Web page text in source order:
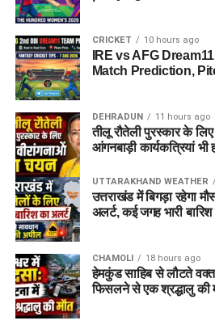
CRICKET 10 hours ago
IRE vs AFG
Match Prediction,
DEHRADUN 11 hours ago
तीलू रौतेली पुरस्कार के
आंगनबाड़ी कार्यकत्रियां भी
UTTARAKHAND WEATHER
उत्तराखंड में बिगड़ा रहेगा
अलर्ट, कई जगह भारी
CHAMOLI 18 hours ago
हेमकुंड साहिब से लौटते वक्त
फिसलने से एक श्रद्धालु की